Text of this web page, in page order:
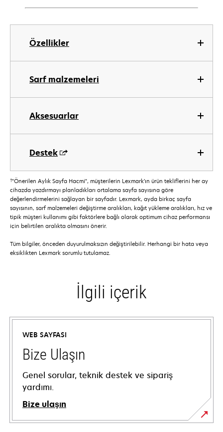
Özellikler
Sarf malzemeleri
Aksesuarlar
Destek
†"Önerilen Aylık Sayfa Hacmi", müşterilerin Lexmark’ın ürün tekliflerini her ay
cihazda yazdırmayı planladıkları ortalama sayfa sayısına göre
değerlendirmelerini sağlayan bir sayfadır. Lexmark, ayda birkaç sayfa
sayısının, sarf malzemeleri değiştirme aralıkları, kağıt yükleme aralıkları, hız ve
tipik müşteri kullanımı gibi faktörlere bağlı olarak optimum cihaz performansı
için belirtilen aralıkta olmasını önerir.
Tüm bilgiler, önceden duyurulmaksızın değiştirilebilir. Herhangi bir hata veya
eksiklikten Lexmark sorumlu tutulamaz.
İlgili içerik
WEB SAYFASI
Bize Ulaşın
Genel sorular, teknik destek ve sipariş
yardımı.
Bize ulaşın